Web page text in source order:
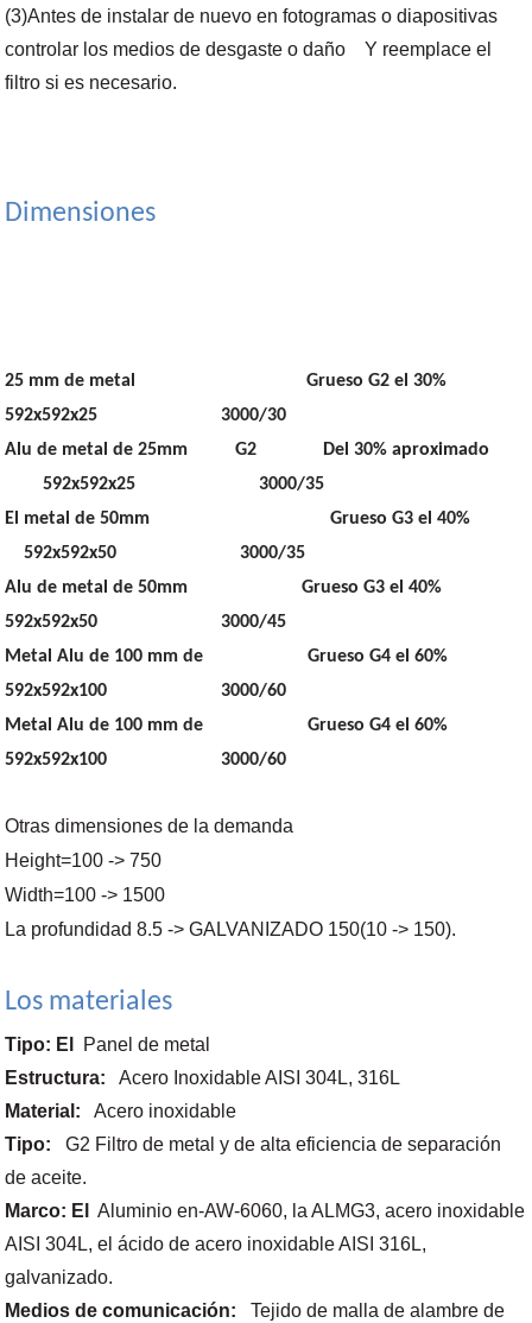
(3)Antes de instalar de nuevo en fotogramas o diapositivas
controlar los medios de desgaste o daño Y reemplace el
filtro si es necesario.
Dimensiones
25 mm de metal Grueso G2 el 30%
592x592x25 3000/30
Alu de metal de 25mm G2 Del 30% aproximado
592x592x25 3000/35
El metal de 50mm Grueso G3 el 40%
592x592x50 3000/35
Alu de metal de 50mm Grueso G3 el 40%
592x592x50 3000/45
Metal Alu de 100 mm de Grueso G4 el 60%
592x592x100 3000/60
Metal Alu de 100 mm de Grueso G4 el 60%
592x592x100 3000/60
Otras dimensiones de la demanda
Height=100 ->750
Width=100 -> 1500
La profundidad 8.5 ->GALVANIZADO 150(10 -> 150).
Los materiales
Tipo: El
Panel de metal
Estructura:
Acero Inoxidable AISI 304L, 316L
Material:
Acero inoxidable
Tipo:
G2 Filtro de metal y de alta eficiencia de separación
de aceite.
Marco: El
Aluminio en-AW-6060, la ALMG3, acero inoxidable
AISI 304L, el ácido de acero inoxidable AISI 316L,
galvanizado.
Medios de comunicación:
Tejido de malla de alambre de